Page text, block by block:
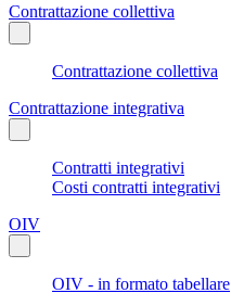
Contrattazione collettiva
Contrattazione collettiva
Contrattazione integrativa
Contratti integrativi
Costi contratti integrativi
OIV
OIV - in formato tabellare